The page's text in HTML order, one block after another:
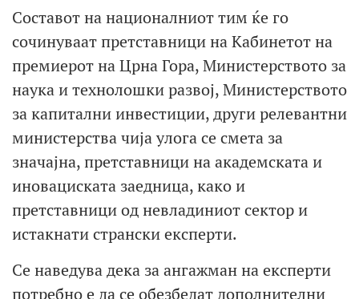
Составот на националниот тим ќе го
сочинуваат претставници на Кабинетот на
премиерот на Црна Гора, Министерството за
наука и технолошки развој, Министерството
за капитални инвестиции, други релевантни
министерства чија улога се смета за
значајна, претставници на академската и
иновациската заедница, како и
претставници од невладиниот сектор и
истакнати странски експерти.
Се наведува дека за ангажман на експерти
потребно е да се обезбедат дополнителни